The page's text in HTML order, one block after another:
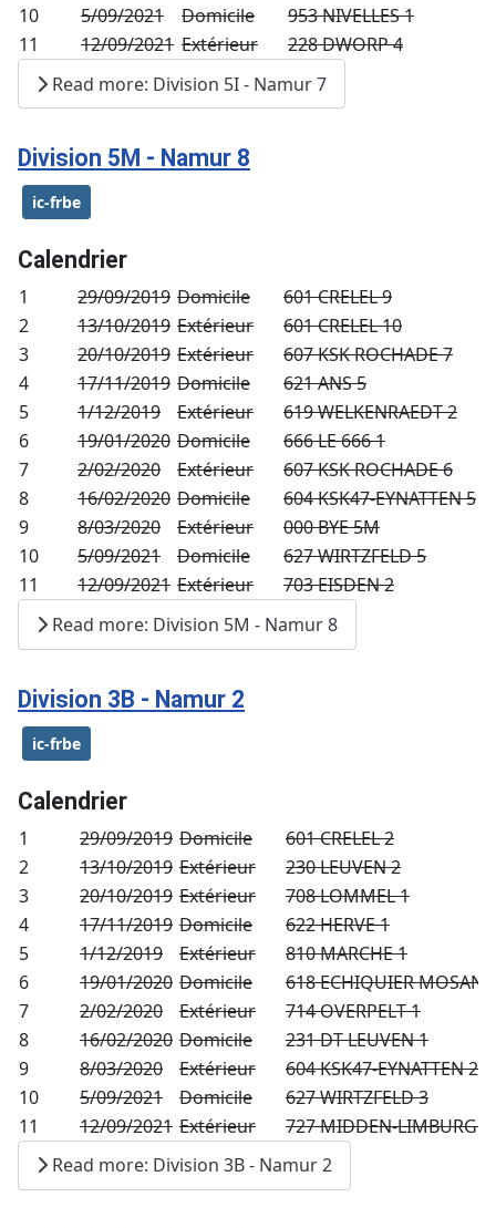
10
5/09/2021 Domicile
953 NIVELLES 1
11
12/09/2021 Extérieur
228 DWORP 4
Read more: Division 5I - Namur 7
Division 5M - Namur 8
ic-frbe
Calendrier
1 29/09/2019 Domicile
601 CRELEL 9
2
13/10/2019 Extérieur
601 CRELEL 10
3
20/10/2019 Extérieur
607 KSK ROCHADE 7
4
17/11/2019 Domicile
621 ANS 5
5
1/12/2019 Extérieur
619 WELKENRAEDT 2
6
19/01/2020 Domicile
666 LE 666 1
7
2/02/2020 Extérieur
607 KSK ROCHADE 6
8
16/02/2020 Domicile
604 KSK47-EYNATTEN 5
9
8/03/2020 Extérieur
000 BYE 5M
10
5/09/2021 Domicile
627 WIRTZFELD 5
11
12/09/2021 Extérieur
703 EISDEN 2
Read more: Division 5M - Namur 8
Division 3B - Namur 2
ic-frbe
Calendrier
1 29/09/2019 Domicile
601 CRELEL 2
2
13/10/2019 Extérieur
230 LEUVEN 2
3
20/10/2019 Extérieur
708 LOMMEL 1
4
17/11/2019 Domicile
622 HERVE 1
5
1/12/2019 Extérieur
810 MARCHE 1
6
19/01/2020 Domicile
618 ECHIQUIER MOSAN
7
2/02/2020 Extérieur
714 OVERPELT 1
8
16/02/2020 Domicile
231 DT LEUVEN 1
9
8/03/2020 Extérieur
604 KSK47-EYNATTEN 2
10
5/09/2021 Domicile
627 WIRTZFELD 3
11
12/09/2021 Extérieur
727 MIDDEN-LIMBURG 1
Read more: Division 3B - Namur 2